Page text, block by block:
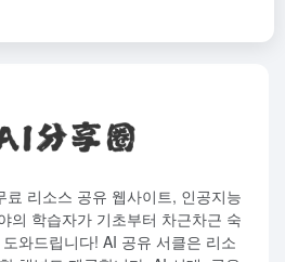
료 리소스 공유 웹사이트, 인공지능
의 학습자가 기초부터 차근차근 숙
와드립니다! AI 공유 서클은 리소